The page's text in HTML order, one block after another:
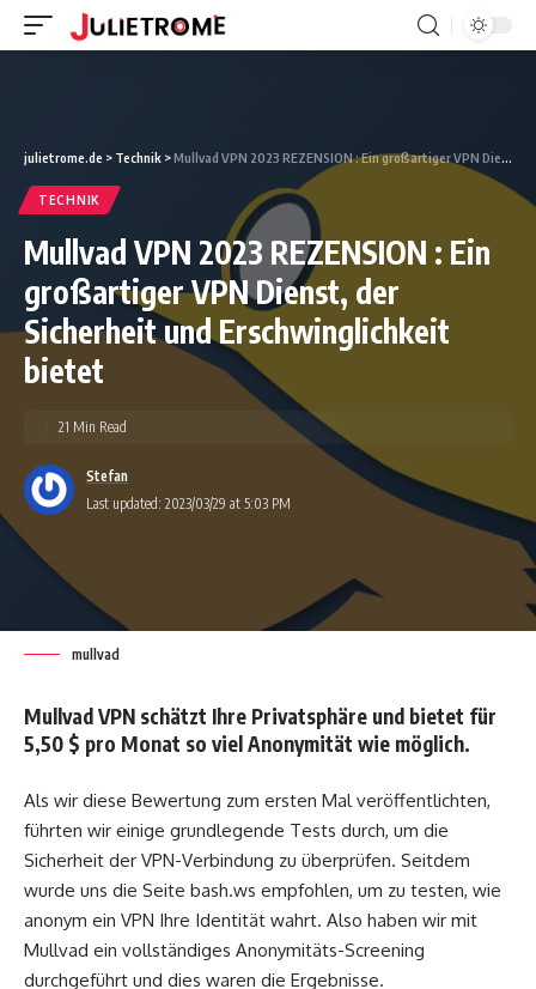
julietrome.de > Technik >Mullvad VPN 2023 REZENSION : Ein großartiger VPN Dienst, der Sicherheit und Erschwinglichkeit bietet
TECHNIK
Mullvad VPN 2023 REZENSION : Ein
großartiger VPN Dienst, der
Sicherheit und Erschwinglichkeit
bietet
Last updated: 2023/03/29 at 5:03 PM
Stefan
21 Min Read
mullvad
Mullvad VPN schätzt Ihre Privatsphäre und bietet für
5,50 $ pro Monat so viel Anonymität wie möglich.
Als wir diese Bewertung zum ersten Mal veröffentlichten,
führten wir einige grundlegende Tests durch, um die
Sicherheit der VPN-Verbindung zu überprüfen. Seitdem
wurde uns die Seite bash.ws empfohlen, um zu testen, wie
anonym ein VPN Ihre Identität wahrt. Also haben wir mit
Mullvad ein vollständiges Anonymitäts-Screening
durchgeführt und dies waren die Ergebnisse.